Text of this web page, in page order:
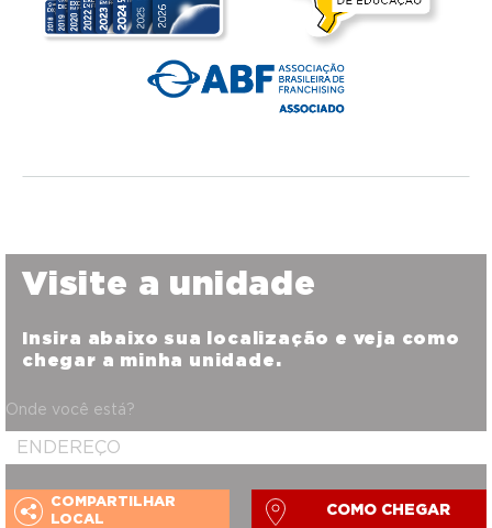
Visite a unidade
Insira abaixo sua localização e veja como
chegar a minha unidade.
Onde você está?
COMPARTILHAR
LOCAL
COMO CHEGAR